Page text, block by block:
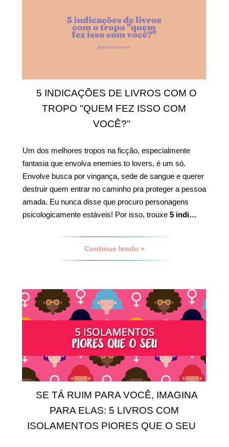
5 INDICAÇÕES DE LIVROS COM O
TROPO "QUEM FEZ ISSO COM
VOCÊ?"
Um dos melhores tropos na ficção, especialmente
fantasia que envolva enemies to lovers, é um só.
Envolve busca por vingança, sede de sangue e querer
destruir quem entrar no caminho pra proteger a pessoa
amada. Eu nunca disse que procuro personagens
psicologicamente estáveis! Por isso, trouxe 5 indi…
Continue lendo »
SE TÁ RUIM PARA VOCÊ, IMAGINA
PARA ELAS: 5 LIVROS COM
ISOLAMENTOS PIORES QUE O SEU